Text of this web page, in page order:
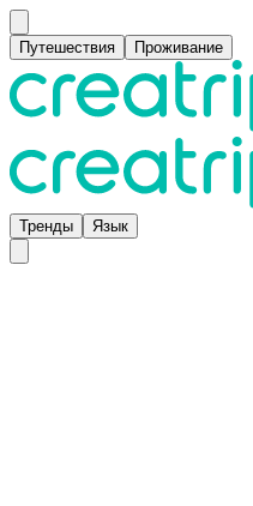
Путешествия Проживание
Тренды Язык